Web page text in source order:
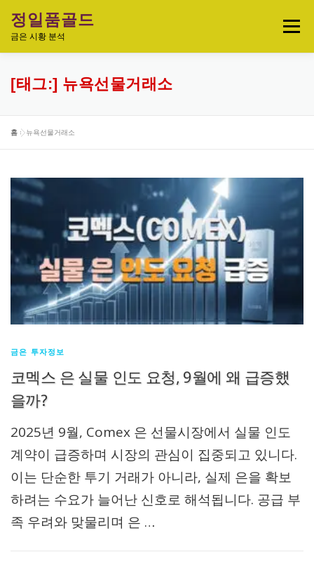
정일품골드
금은 시황 분석
메뉴
실시간 국제 금·은 시세 & 금은비율
오늘의 금은시세 분석
금·은 차트 & 전략 금은 생활 트렌드
정일품골드 제품관
[태그:] 뉴욕선물거래소
홈 »뉴욕선물거래소
금은 투자정보
코멕스 은 실물 인도 요청, 9월에 왜 급증했
을까?
2025년 9월, Comex 은 선물시장에서 실물 인도
계약이 급증하며 시장의 관심이 집중되고 있니다.
이는 단순한 투기 거래가 아니라, 실제 은을 확보
하려는 수요가 늘어난 신호로 해석됩니다. 공급 부
족 우려와 맞물리며 은 …